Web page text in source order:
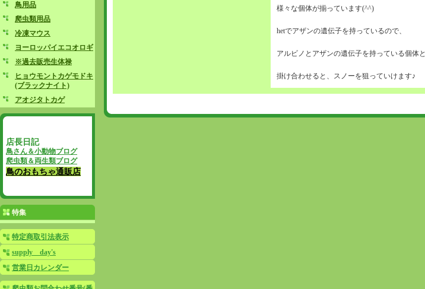
鳥用品
爬虫類用品
冷凍マウス
ヨーロッパイエコオロギ
※過去販売生体禄
ヒョウモントカゲモドキ
(ブラックナイト)
アオジタトカゲ
店長日記
鳥さん＆小動物ブログ
爬虫類＆両生類ブログ
鳥のおもちゃ通販店
特集
特定商取引法表示
supply day's
営業日カレンダー
様々な個体が揃っています(^^)
hetでアザンの遺伝子を持っているので、
アルビノとアザンの遺伝子を持っている個体と
掛け合わせると、スノーを狙っていけます♪